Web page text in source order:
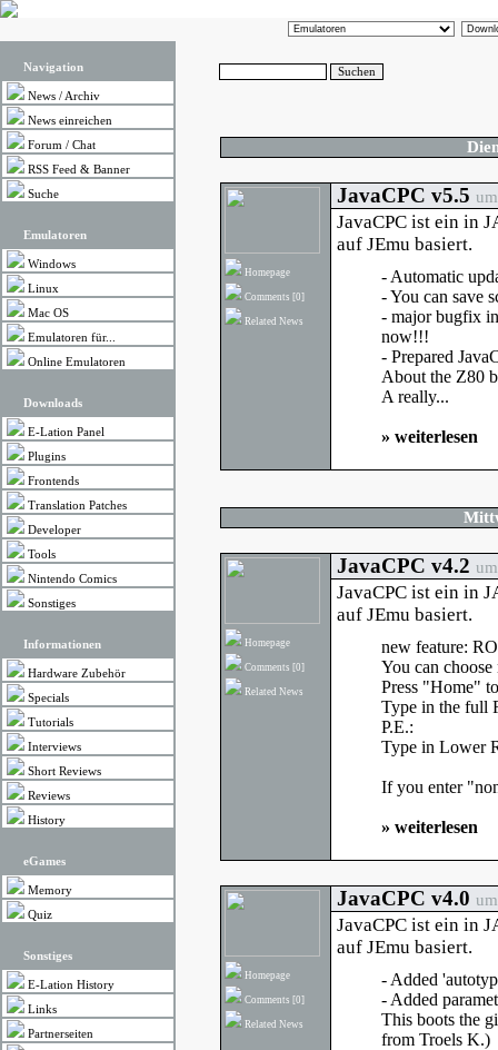
Navigation
News / Archiv
News einreichen
Forum / Chat
RSS Feed & Banner
Suche
Emulatoren
Windows
Linux
Mac OS
Emulatoren für...
Online Emulatoren
Downloads
E-Lation Panel
Plugins
Frontends
Translation Patches
Developer
Tools
Nintendo Comics
Sonstiges
Informationen
Hardware Zubehör
Specials
Tutorials
Interviews
Short Reviews
Reviews
History
eGames
Memory
Quiz
Sonstiges
E-Lation History
Links
Partnerseiten
Homepage
Comments [0]
Related News
JavaCPC v5.5
JavaCPC ist ein in
auf JEmu basiert.
- Automatic
- You can save
- major bugfix
now!!!
- Prepared
About the Z80
A really...
» weiterlesen
Homepage
Comments [0]
Related News
JavaCPC v4.2
JavaCPC ist ein in
auf JEmu basiert.
new feature:
You can
Press "Home"
Type in the full
P.E.:
Type in Lower
If you enter
» weiterlesen
Homepage
Comments [0]
Related News
JavaCPC v4.0
JavaCPC ist ein in
auf JEmu basiert.
- Added
- Added
This boots the
from Troels K.)